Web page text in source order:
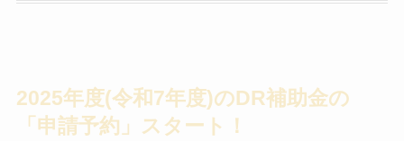
2025年度(令和7年度)のDR補助金の
「申請予約」スタート！